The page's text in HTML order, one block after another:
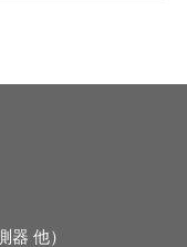
器 他）